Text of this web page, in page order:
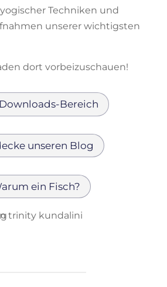
Techniken und
unserer wichtigsten
dort vorbeizuschauen!
Bereich
unseren Blog
ein Fisch?